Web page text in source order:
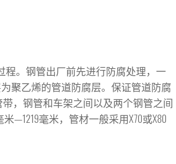
。钢管出厂前先进行防腐处理，一
聚乙烯的管道防腐层。保证管道防腐
，钢管和车架之间以及两个钢管之间
—1219毫米，管材一般采用X70或X80